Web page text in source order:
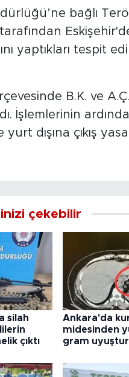
bağlı
yaptıkları tespit
B.K. ve
İşlemlerinin
dışına çıkış
çekebilir
silah
çıktı
Ankara'da
midesinden
gram